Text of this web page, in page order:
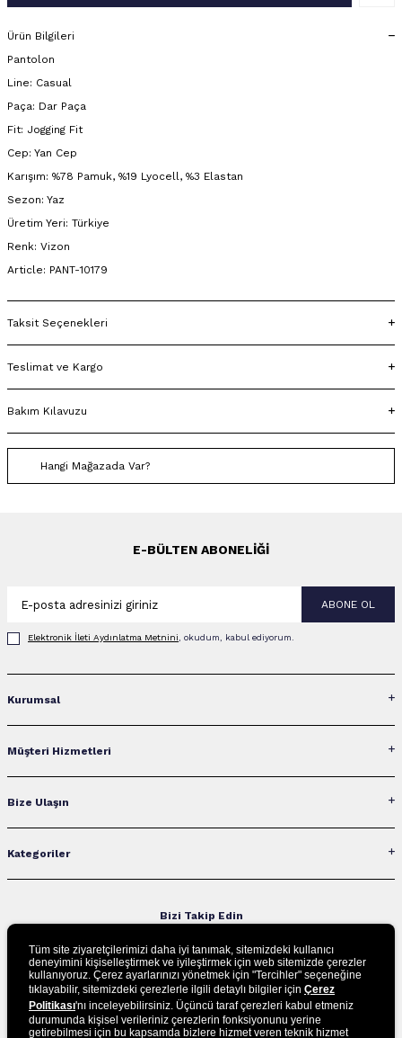
Ürün Bilgileri
Pantolon
Line: Casual
Paça: Dar Paça
Fit: Jogging Fit
Cep: Yan Cep
Karışım: %78 Pamuk, %19 Lyocell, %3 Elastan
Sezon: Yaz
Üretim Yeri: Türkiye
Renk: Vizon
Article: PANT-10179
Taksit Seçenekleri
Teslimat ve Kargo
Bakım Kılavuzu
Hangi Mağazada Var?
E-BÜLTEN ABONELIĞI
ABONE OL
Elektronik İleti Aydınlatma Metni‌ni, okudum, kabul ediyorum.
Kurumsal
Müşteri Hizmetleri
Bize Ulaşın
Kategoriler
Bizi Takip Edin
UYGULAMAMIZI İNDİRİN
Tüm site ziyaretçilerimizi daha iyi tanımak, sitemizdeki kullanıcı
deneyimini kişiselleştirmek ve iyileştirmek için web sitemizde çerezler
kullanıyoruz. Çerez ayarlarınızı yönetmek için "Tercihler" seçeneğine
tıklayabilir, sitemizdeki çerezlerle ilgili detaylı bilgiler için Çerez
Politikası'nı inceleyebilirsiniz. Üçüncü taraf çerezleri kabul etmeniz
durumunda kişisel verileriniz çerezlerin fonksiyonunu yerine
getirebilmesi için bu kapsamda bizlere hizmet veren teknik hizmet